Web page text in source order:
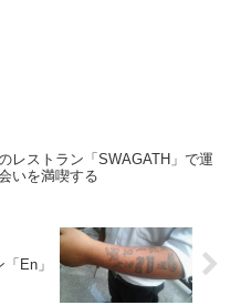
レストラン「SWAGATH」で運
いを満喫する
En」